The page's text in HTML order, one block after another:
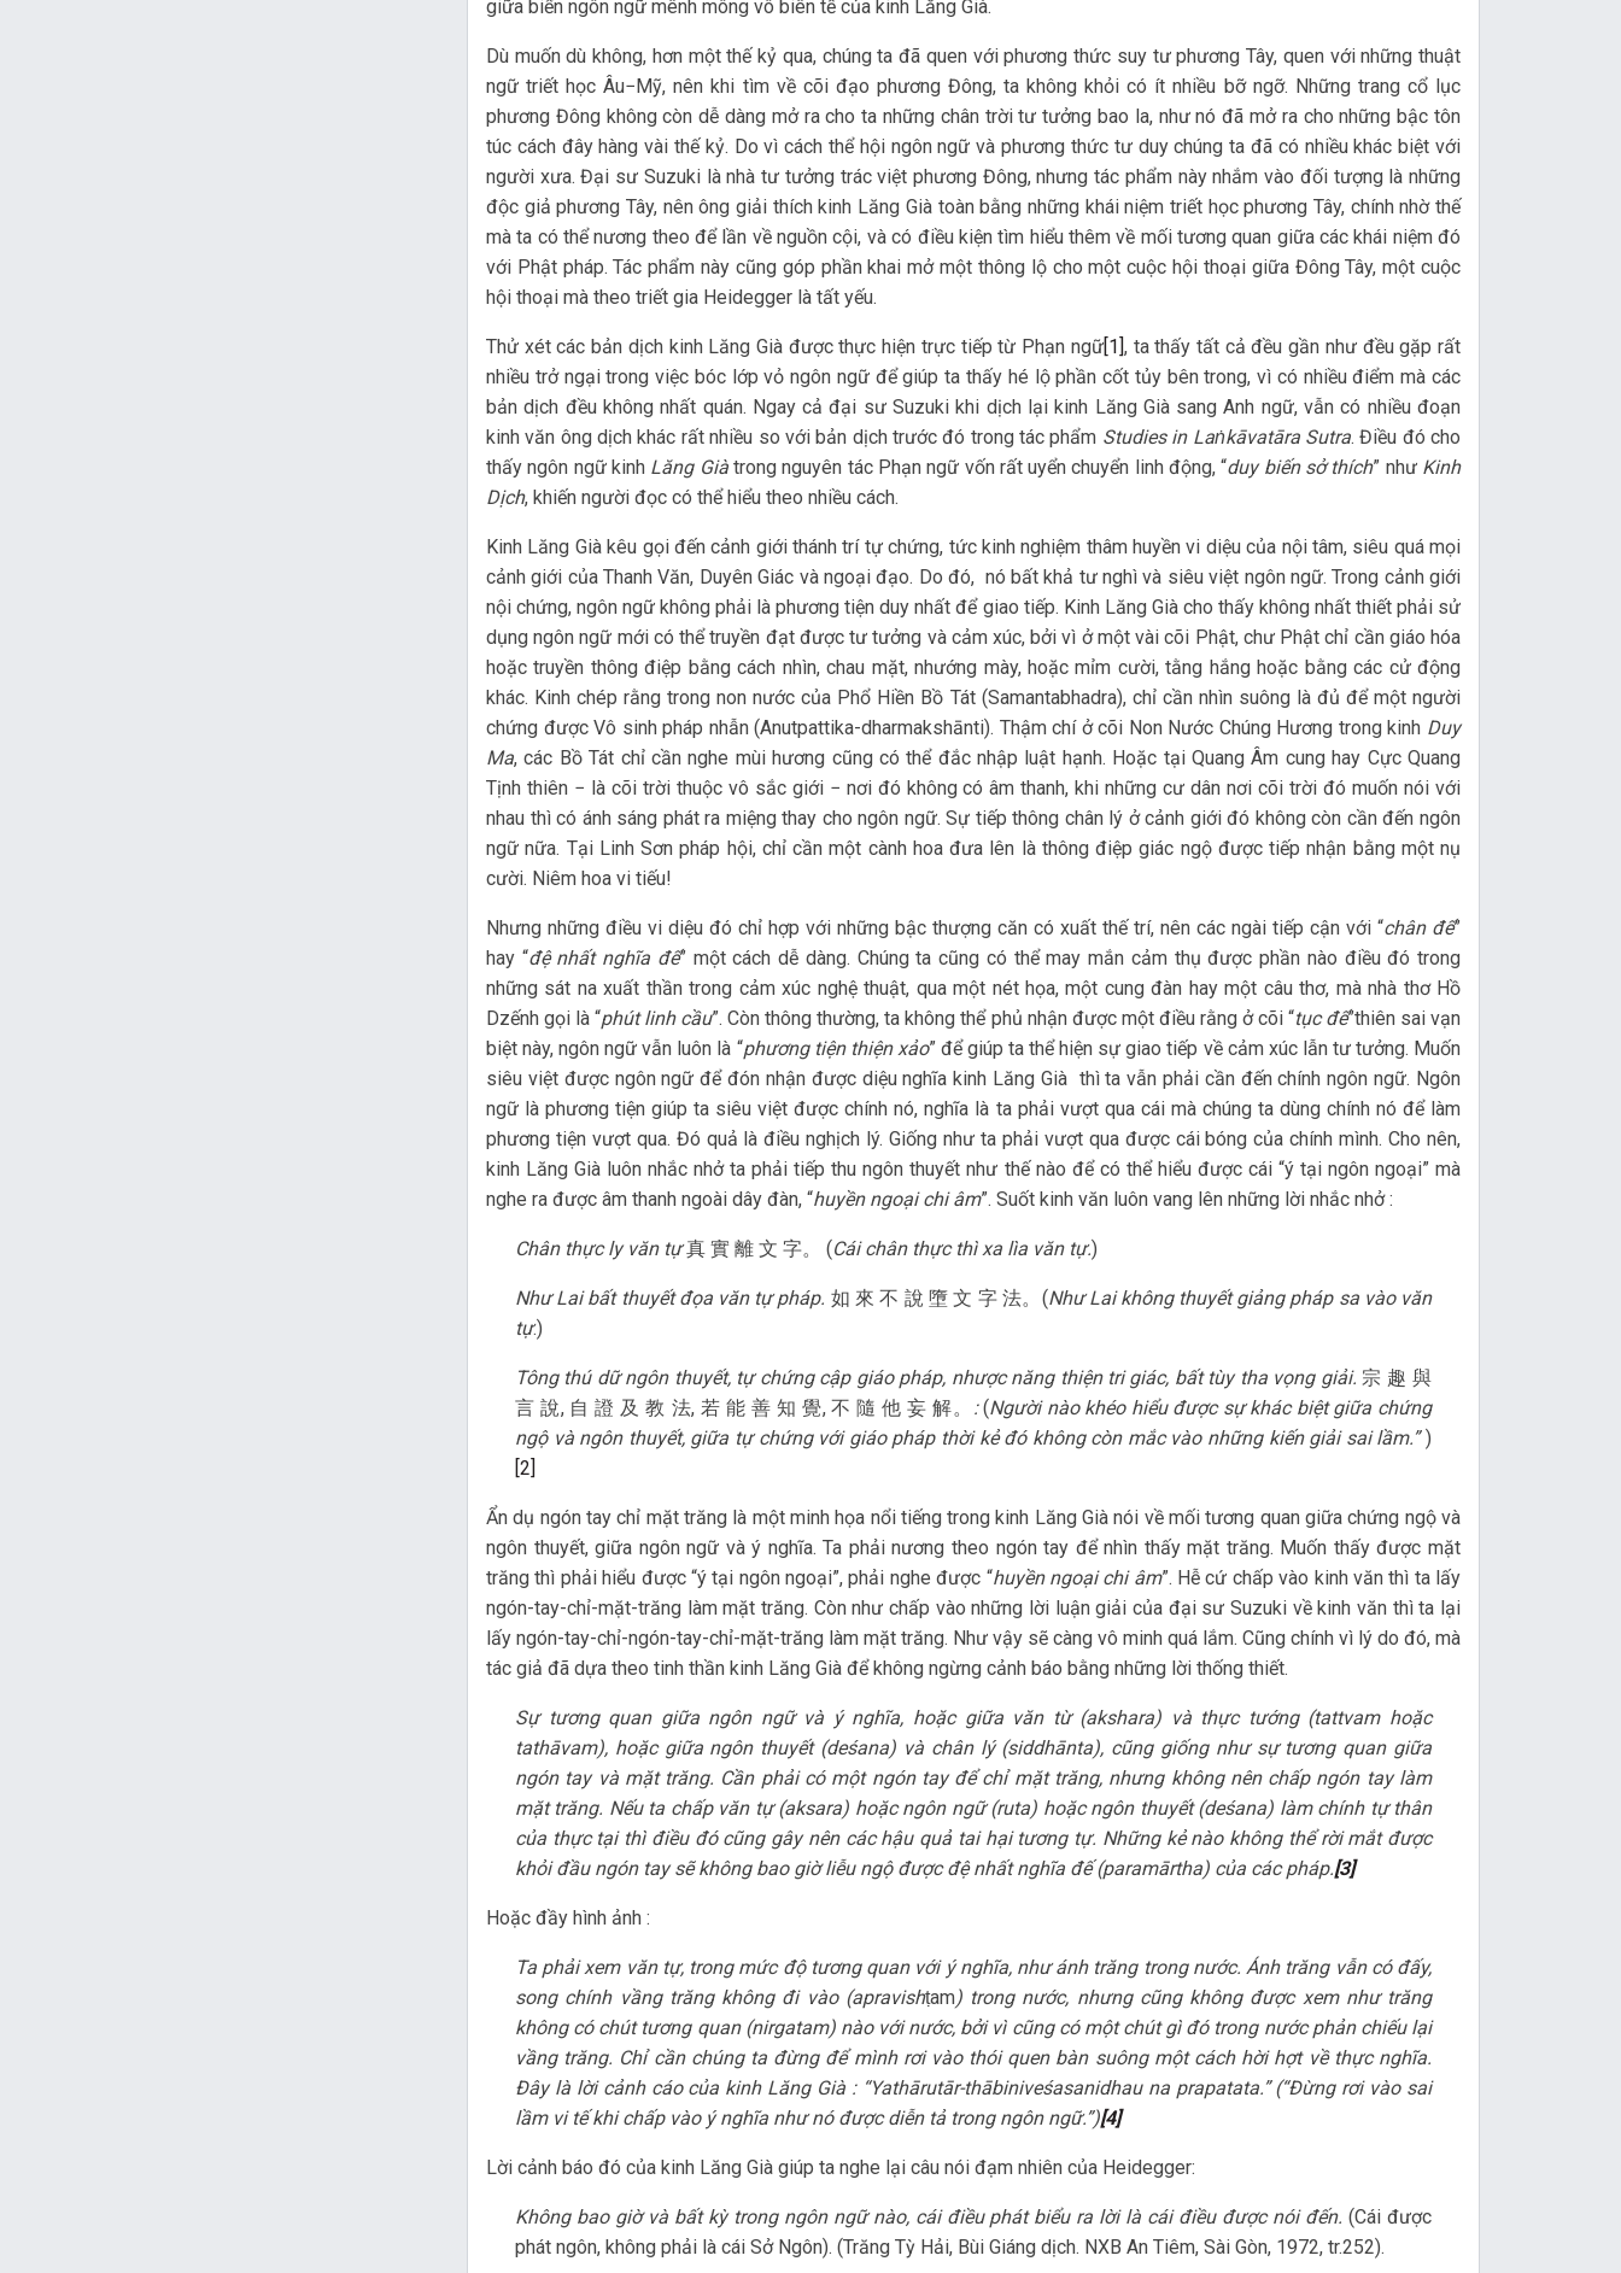
giữa biển ngôn ngữ mênh mông vô biên tế của kinh Lăng Già.
Dù muốn dù không, hơn một thế kỷ qua, chúng ta đã quen với phương thức suy tư phương Tây, quen với những thuật
ngữ triết học Âu−Mỹ, nên khi tìm về cõi đạo phương Đông, ta không khỏi có ít nhiều bỡ ngỡ. Những trang cổ lục
phương Đông không còn dễ dàng mở ra cho ta những chân trời tư tưởng bao la, như nó đã mở ra cho những bậc tôn
túc cách đây hàng vài thế kỷ. Do vì cách thể hội ngôn ngữ và phương thức tư duy chúng ta đã có nhiều khác biệt với
người xưa. Đại sư Suzuki là nhà tư tưởng trác việt phương Đông, nhưng tác phẩm này nhắm vào đối tượng là những
độc giả phương Tây, nên ông giải thích kinh Lăng Già toàn bằng những khái niệm triết học phương Tây, chính nhờ thế
mà ta có thể nương theo để lần về nguồn cội, và có điều kiện tìm hiểu thêm về mối tương quan giữa các khái niệm đó
với Phật pháp. Tác phẩm này cũng góp phần khai mở một thông lộ cho một cuộc hội thoại giữa Đông Tây, một cuộc
hội thoại mà theo triết gia Heidegger là tất yếu.
Thử xét các bản dịch kinh Lăng Già được thực hiện trực tiếp từ Phạn ngữ[1], ta thấy tất cả đều gần như đều gặp rất
nhiều trở ngại trong việc bóc lớp vỏ ngôn ngữ để giúp ta thấy hé lộ phần cốt tủy bên trong, vì có nhiều điểm mà các
bản dịch đều không nhất quán. Ngay cả đại sư Suzuki khi dịch lại kinh Lăng Già sang Anh ngữ, vẫn có nhiều đoạn
kinh văn ông dịch khác rất nhiều so với bản dịch trước đó trong tác phẩm Studies in Laṅkāvatāra Sutra. Điều đó cho
thấy ngôn ngữ kinhLăng Giàtrong nguyên tác Phạn ngữ vốn rất uyển chuyển linh động, “duy biến sở thích” như Kinh
Dịch, khiến người đọc có thể hiểu theo nhiều cách.
Kinh Lăng Già kêu gọi đến cảnh giới thánh trí tự chứng, tức kinh nghiệm thâm huyền vi diệu của nội tâm, siêu quá mọi
cảnh giới của Thanh Văn, Duyên Giác và ngoại đạo. Do đó, nó bất khả tư nghì và siêu việt ngôn ngữ. Trong cảnh giới
nội chứng, ngôn ngữ không phải là phương tiện duy nhất để giao tiếp. Kinh Lăng Già cho thấy không nhất thiết phải sử
dụng ngôn ngữ mới có thể truyền đạt được tư tưởng và cảm xúc, bởi vì ở một vài cõi Phật, chư Phật chỉ cần giáo hóa
hoặc truyền thông điệp bằng cách nhìn, chau mặt, nhướng mày, hoặc mỉm cười, tằng hắng hoặc bằng các cử động
khác. Kinh chép rằng trong non nước của Phổ Hiền Bồ Tát (Samantabhadra), chỉ cần nhìn suông là đủ để một người
chứng được Vô sinh pháp nhẫn (Anutpattika-dharmakshānti). Thậm chí ở cõi Non Nước Chúng Hương trong kinh Duy
Ma, các Bồ Tát chỉ cần nghe mùi hương cũng có thể đắc nhập luật hạnh. Hoặc tại Quang Âm cung hay Cực Quang
Tịnh thiên − là cõi trời thuộc vô sắc giới − nơi đó không có âm thanh, khi những cư dân nơi cõi trời đó muốn nói với
nhau thì có ánh sáng phát ra miệng thay cho ngôn ngữ. Sự tiếp thông chân lý ở cảnh giới đó không còn cần đến ngôn
ngữ nữa. Tại Linh Sơn pháp hội, chỉ cần một cành hoa đưa lên là thông điệp giác ngộ được tiếp nhận bằng một nụ
cười. Niêm hoa vi tiếu!
Nhưng những điều vi diệu đó chỉ hợp với những bậc thượng căn có xuất thế trí, nên các ngài tiếp cận với “chân đế”
hay “đệ nhất nghĩa đế” một cách dễ dàng. Chúng ta cũng có thể may mắn cảm thụ được phần nào điều đó trong
những sát na xuất thần trong cảm xúc nghệ thuật, qua một nét họa, một cung đàn hay một câu thơ, mà nhà thơ Hồ
Dzếnh gọi là “phút linh cầu”. Còn thông thường, ta không thể phủ nhận được một điều rằng ở cõi “tục đế”thiên sai vạn
biệt này, ngôn ngữ vẫn luôn là “phương tiện thiện xảo” để giúp ta thể hiện sự giao tiếp về cảm xúc lẫn tư tưởng. Muốn
siêu việt được ngôn ngữ để đón nhận được diệu nghĩa kinh Lăng Già thì ta vẫn phải cần đến chính ngôn ngữ. Ngôn
ngữ là phương tiện giúp ta siêu việt được chính nó, nghĩa là ta phải vượt qua cái mà chúng ta dùng chính nó để làm
phương tiện vượt qua. Đó quả là điều nghịch lý. Giống như ta phải vượt qua được cái bóng của chính mình. Cho nên,
kinh Lăng Già luôn nhắc nhở ta phải tiếp thu ngôn thuyết như thế nào để có thể hiểu được cái “ý tại ngôn ngoại” mà
nghe ra được âm thanh ngoài dây đàn, “huyền ngoại chi âm”. Suốt kinh văn luôn vang lên những lời nhắc nhở :
Chân thực ly văn tự真 實 離 文 字。 (Cái chân thực thì xa lìa văn tự.)
Như Lai bất thuyết đọa văn tự pháp. 如 來 不 說 墮 文 字 法。(Như Lai không thuyết giảng pháp sa vào văn
tự.)
Tông thú dữ ngôn thuyết, tự chứng cập giáo pháp, nhược năng thiện tri giác, bất tùy tha vọng giải. 宗 趣 與
言 說, 自 證 及 教 法, 若 能 善 知 覺, 不 隨 他 妄 解。 :(Người nào khéo hiểu được sự khác biệt giữa chứng
ngộ và ngôn thuyết, giữa tự chứng với giáo pháp thời kẻ đó không còn mắc vào những kiến giải sai lầm.”)
[2]
Ẩn dụ ngón tay chỉ mặt trăng là một minh họa nổi tiếng trong kinh Lăng Già nói về mối tương quan giữa chứng ngộ và
ngôn thuyết, giữa ngôn ngữ và ý nghĩa. Ta phải nương theo ngón tay để nhìn thấy mặt trăng. Muốn thấy được mặt
trăng thì phải hiểu được “ý tại ngôn ngoại”, phải nghe được “huyền ngoại chi âm”. Hễ cứ chấp vào kinh văn thì ta lấy
ngón-tay-chỉ-mặt-trăng làm mặt trăng. Còn như chấp vào những lời luận giải của đại sư Suzuki về kinh văn thì ta lại
lấy ngón-tay-chỉ-ngón-tay-chỉ-mặt-trăng làm mặt trăng. Như vậy sẽ càng vô minh quá lắm. Cũng chính vì lý do đó, mà
tác giả đã dựa theo tinh thần kinh Lăng Già để không ngừng cảnh báo bằng những lời thống thiết.
Sự tương quan giữa ngôn ngữ và ý nghĩa, hoặc giữa văn từ (akshara) và thực tướng (tattvam hoặc
tathāvam), hoặc giữa ngôn thuyết (deśana) và chân lý (siddhānta), cũng giống như sự tương quan giữa
ngón tay và mặt trăng. Cần phải có một ngón tay để chỉ mặt trăng, nhưng không nên chấp ngón tay làm
mặt trăng. Nếu ta chấp văn tự (aksara) hoặc ngôn ngữ (ruta) hoặc ngôn thuyết (deśana) làm chính tự thân
của thực tại thì điều đó cũng gây nên các hậu quả tai hại tương tự. Những kẻ nào không thể rời mắt được
khỏi đầu ngón tay sẽ không bao giờ liễu ngộ được đệ nhất nghĩa đế (paramārtha) của các pháp.[3]
Hoặc đầy hình ảnh :
Ta phải xem văn tự, trong mức độ tương quan với ý nghĩa, như ánh trăng trong nước. Ánh trăng vẫn có đấy,
song chính vầng trăng không đi vào (apravishṭam) trong nước, nhưng cũng không được xem như trăng
không có chút tương quan (nirgatam) nào với nước, bởi vì cũng có một chút gì đó trong nước phản chiếu lại
vầng trăng. Chỉ cần chúng ta đừng để mình rơi vào thói quen bàn suông một cách hời hợt về thực nghĩa.
Ðây là lời cảnh cáo của kinh Lăng Già : “Yathārutār-thābiniveśasanidhau na prapatata.” (“Đừng rơi vào sai
lầm vi tế khi chấp vào ý nghĩa như nó được diễn tả trong ngôn ngữ.”)[4]
Lời cảnh báo đó của kinh Lăng Già giúp ta nghe lại câu nói đạm nhiên của Heidegger:
Không bao giờ và bất kỳ trong ngôn ngữ nào, cái điều phát biểu ra lời là cái điều được nói đến. (Cái được
phát ngôn, không phải là cái Sở Ngôn). (Trăng Tỳ Hải, Bùi Giáng dịch. NXB An Tiêm, Sài Gòn, 1972, tr.252).